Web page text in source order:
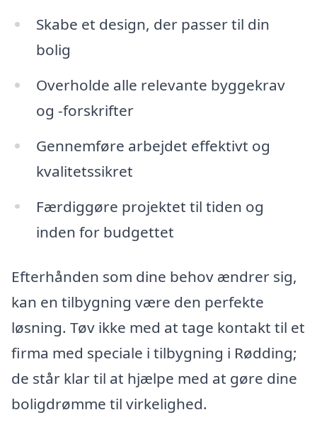
Skabe et design, der passer til din
bolig
Overholde alle relevante byggekrav
og -forskrifter
Gennemføre arbejdet effektivt og
kvalitetssikret
Færdiggøre projektet til tiden og
inden for budgettet
Efterhånden som dine behov ændrer sig,
kan en tilbygning være den perfekte
løsning. Tøv ikke med at tage kontakt til et
firma med speciale i tilbygning i Rødding;
de står klar til at hjælpe med at gøre dine
boligdrømme til virkelighed.